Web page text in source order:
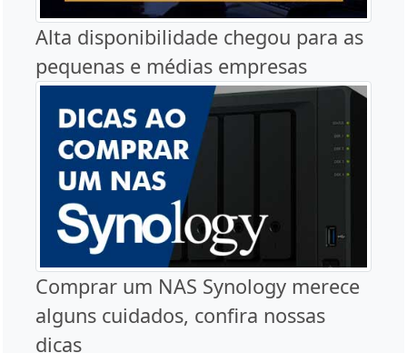
Alta disponibilidade chegou para as
pequenas e médias empresas
Comprar um NAS Synology merece
alguns cuidados, confira nossas
dicas